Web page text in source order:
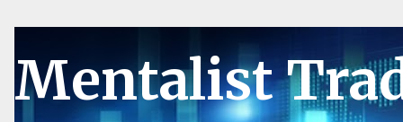
Mentalist